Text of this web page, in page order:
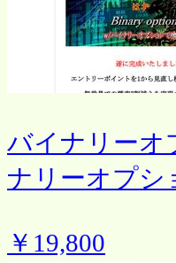
バイナリーオ
ナリーオプシ
￥19,800